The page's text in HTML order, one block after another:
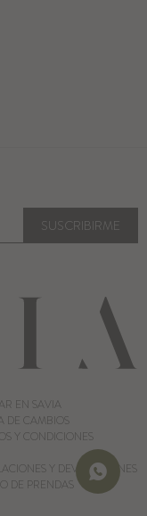
SUSCRIBIRME
EN SAVIA
DE CAMBIOS
Y CONDICIONES
Y DEVOLUCIONES
DE PRENDAS